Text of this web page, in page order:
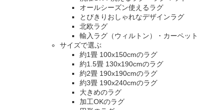
オールシーズン使えるラグ
とびきりおしゃれなデザインラグ
北欧ラグ
輸入ラグ（ウィルトン）・カーペット
サイズで選ぶ
約1畳 100x150cmのラグ
約1.5畳 130x190cmのラグ
約2畳 190x190cmのラグ
約3畳 190x240cmのラグ
大きめのラグ
加工OKのラグ